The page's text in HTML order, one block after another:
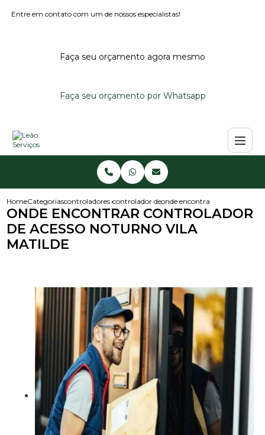
Entre em contato com um de nossos especialistas!
Faça seu orçamento agora mesmo
Faça seu orçamento por Whatsapp
HomeCategoriascontroladores de acessocontrolador de acesso noturno
onde encontrar controlador
ONDE ENCONTRAR CONTROLADOR
DE ACESSO NOTURNO VILA
MATILDE